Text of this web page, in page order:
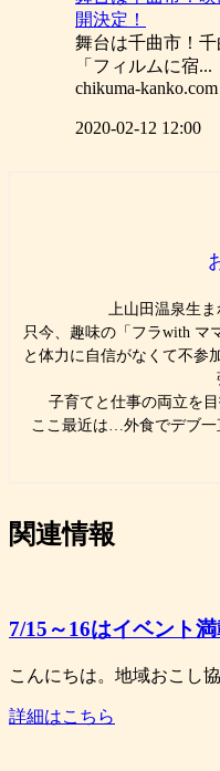
開決定！
舞台は千曲市！
「フィルムに宿...
chikuma-kanko.com
2020-02-12 12:00
上山田温泉生ま
只今、趣味の「フラwith マ
と体力に自信がなくて不
子育てと仕事の両立を
ここ最近は…外食でデブ
関連情報
7/15～16はイベント
こんにちは。地域おこし
詳細はこちら